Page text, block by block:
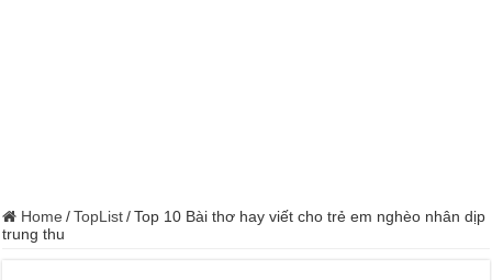
Home / TopList / Top 10 Bài thơ hay viết cho trẻ em nghèo nhân dịp
trung thu